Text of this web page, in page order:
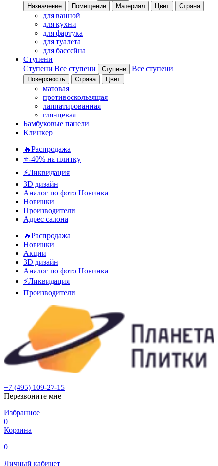
Назначение Помещение Материал Цвет Страна
для ванной
для кухни
для фартука
для туалета
для бассейна
Ступени
Ступени Все ступени Ступени Все ступени
Поверхность Страна Цвет
матовая
противоскользящая
лаппатированная
глянцевая
Бамбуковые панели
Клинкер
🔥Распродажа
⭐-40% на плитку
⚡️Ликвидация
3D дизайн
Аналог по фото Новинка
Новинки
Производители
Адрес салона
🔥Распродажа
Новинки
Акции
3D дизайн
Аналог по фото Новинка
⚡Ликвидация
Производители
+7 (495) 109-27-15
Перезвоните мне
Избранное
0
Корзина
0
Личный кабинет